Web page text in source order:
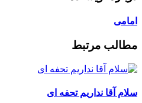
امامی
مطالب مرتبط
سلام آقا نداریم تحفه ای